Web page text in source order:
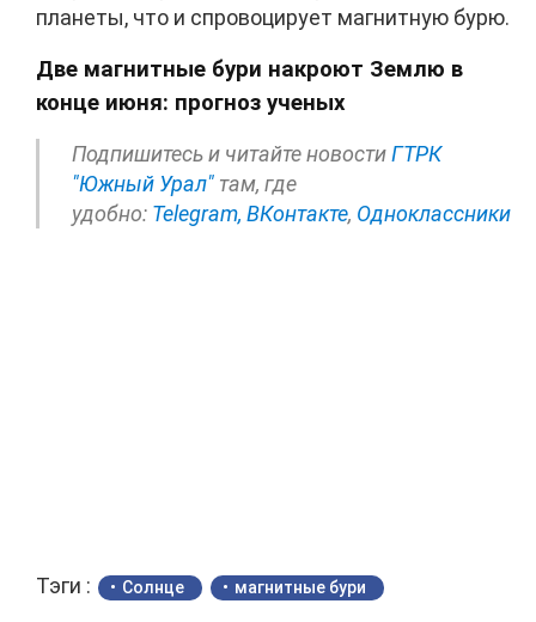
планеты, что и спровоцирует магнитную бурю.
Две магнитные бури накроют Землю в
конце июня: прогноз ученых
Подпишитесь и читайте новостиГТРК
"Южный Урал" там, где
удобно: Telegram, ВКонтакте, Одноклассники
Тэги : Солнце магнитные бури